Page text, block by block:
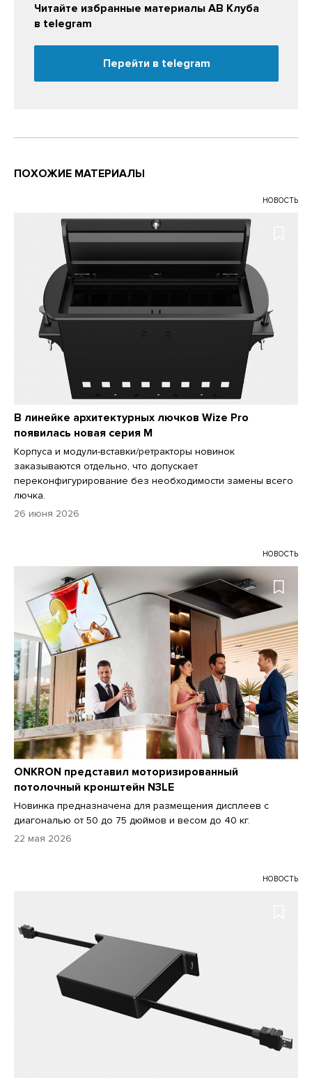
Читайте избранные материалы АВ Клуба
в telegram
Перейти в telegram
ПОХОЖИЕ МАТЕРИАЛЫ
НОВОСТЬ
В линейке архитектурных лючков Wize Pro
появилась новая серия M
Корпуса и модули-вставки/ретракторы новинок
заказываются отдельно, что допускает
переконфигурирование без необходимости замены всего
лючка.
26 июня 2026
НОВОСТЬ
ONKRON представил моторизированный
потолочный кронштейн N3LE
Новинка предназначена для размещения дисплеев с
диагональю от 50 до 75 дюймов и весом до 40 кг.
22 мая 2026
НОВОСТЬ